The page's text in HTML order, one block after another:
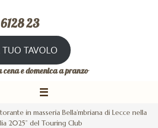
23
TAVOLO
cena e domenica a pranzo
in masseria Bella’mbriana di Lecce nella
2025” del Touring Club